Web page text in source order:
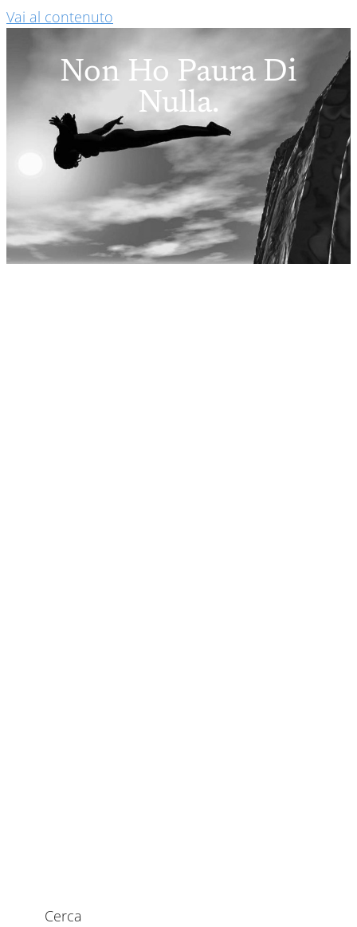
Vai al contenuto
Non Ho Paura Di
Nulla.
Cerca